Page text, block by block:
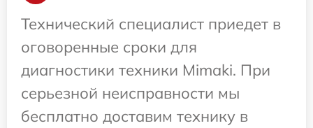
Технический специалист приедет в
оговоренные сроки для
диагностики техники Mimaki. При
серьезной неисправности мы
бесплатно доставим технику в